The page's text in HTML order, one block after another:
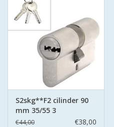
S2skg**F2 cilinder 90
mm 35/55 3
keersleutels
€44,00 €38,00